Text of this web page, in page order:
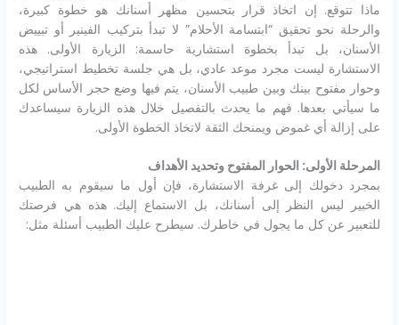
ماذا تتوقع. إن اتخاذ قرار بتحسين مظهر أسنانك هو خطوة كبيرة،
والرحلة نحو تحقيق “ابتسامة الأحلام” لا تبدأ بتركيب الفينير أو تبييض
الأسنان، بل تبدأ بخطوة استشارية حاسمة: الزيارة الأولى. هذه
الاستشارة ليست مجرد موعد عادي، بل هي جلسة تخطيط استراتيجي،
وحوار مفتوح بينك وبين طبيب الأسنان، يتم فيها وضع حجر الأساس لكل
ما سيأتي بعدها. فهم ما يحدث بالتفصيل خلال هذه الزيارة سيساعدك
على إزالة أي غموض ويمنحك الثقة لاتخاذ الخطوة الأولى.
المرحلة الأولى: الحوار المفتوح وتحديد الأهداف
بمجرد دخولك إلى غرفة الاستشارة، فإن أول ما سيقوم به الطبيب
الخبير ليس النظر إلى أسنانك، بل الاستماع إليك. هذه هي فرصتك
للتعبير عن كل ما يجول في خاطرك. سيطرح عليك الطبيب أسئلة مثل: